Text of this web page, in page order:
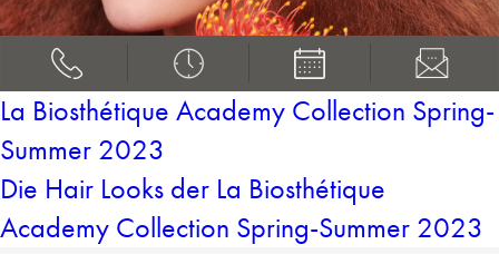
La Biosthétique Academy Collection Spring-
Summer 2023
Die Hair Looks der La Biosthétique
Academy Collection Spring-Summer 2023